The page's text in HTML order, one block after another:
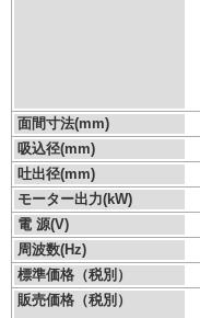
面間寸法(mm)
吸込径(mm)
吐出径(mm)
モーター出力(kW)
電 源(V)
周波数(Hz)
標準価格（税別）
販売価格（税別）